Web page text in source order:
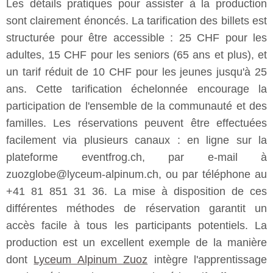
Les détails pratiques pour assister à la production
sont clairement énoncés. La tarification des billets est
structurée pour être accessible : 25 CHF pour les
adultes, 15 CHF pour les seniors (65 ans et plus), et
un tarif réduit de 10 CHF pour les jeunes jusqu'à 25
ans. Cette tarification échelonnée encourage la
participation de l'ensemble de la communauté et des
familles. Les réservations peuvent être effectuées
facilement via plusieurs canaux : en ligne sur la
plateforme eventfrog.ch, par e-mail à
zuozglobe@lyceum-alpinum.ch, ou par téléphone au
+41 81 851 31 36. La mise à disposition de ces
différentes méthodes de réservation garantit un
accès facile à tous les participants potentiels. La
production est un excellent exemple de la manière
dont Lyceum Alpinum Zuoz intègre l'apprentissage